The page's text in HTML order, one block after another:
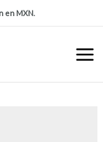
MXN.